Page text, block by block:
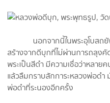
นอกจากนี้ในพระอุโบสถยัง
สร้างจากดีบุกที่ไม่ผ่านการถลุง
พระเป็นสีดำ มีความเชื่อว่าหลา
แล้วลืมกราบสักการะหลวงพ่อดำ
พ่อดำที่ระนองอีกครั้ง